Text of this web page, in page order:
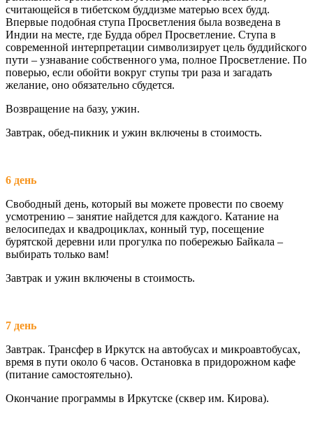
считающейся в тибетском буддизме матерью всех будд.
Впервые подобная ступа Просветления была возведена в
Индии на месте, где Будда обрел Просветление. Ступа в
современной интерпретации символизирует цель буддийского
пути – узнавание собственного ума, полное Просветление. По
поверью, если обойти вокруг ступы три раза и загадать
желание, оно обязательно сбудется.
Возвращение на базу, ужин.
Завтрак, обед-пикник и ужин включены в стоимость.
6 день
Свободный день, который вы можете провести по своему
усмотрению – занятие найдется для каждого. Катание на
велосипедах и квадроциклах, конный тур, посещение
бурятской деревни или прогулка по побережью Байкала –
выбирать только вам!
Завтрак и ужин включены в стоимость.
7 день
Завтрак. Трансфер в Иркутск на автобусах и микроавтобусах,
время в пути около 6 часов. Остановка в придорожном кафе
(питание самостоятельно).
Окончание программы в Иркутске (сквер им. Кирова).